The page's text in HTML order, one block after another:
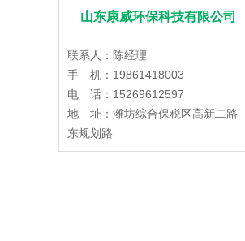
山东康威环保科技有限公司
联系人：陈经理
手 机：19861418003
电 话：15269612597
地 址：潍坊综合保税区高新二路
东规划路